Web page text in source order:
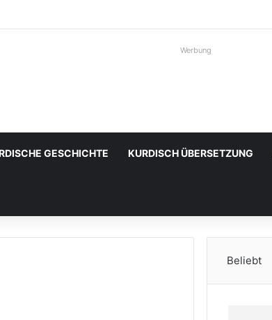
Werbung
GESCHICHTE KURDISCH ÜBERSETZUNG
Beliebt